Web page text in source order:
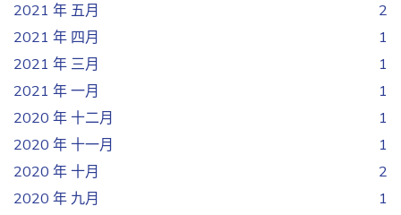
2021 年 五月
2
2021 年 四月
1
2021 年 三月
1
2021 年 一月
1
2020 年 十二月
1
2020 年 十一月
1
2020 年 十月
2
2020 年 九月
1